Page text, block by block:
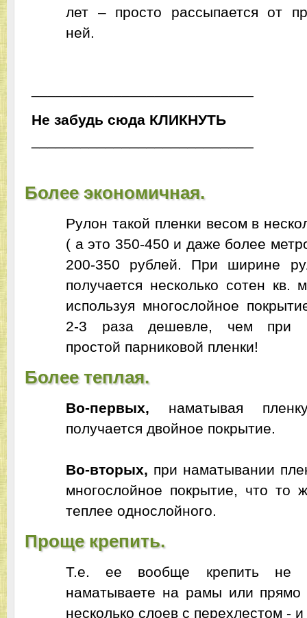
лет – просто рассыпается от
ней.
Не забудь сюда ЬТУНКИЛК
Более экономичная.
Рулон такой пленки весом в
( а это 350-450 и даже более
200-350 рублей. При ширине
получается несколько сотен кв.
используя многослойное
2-3 раза дешевле, чем при
простой парниковой пленки!
Более теплая.
Во-первых, наматывая
получается двойное покрытие.
Во-вторых, при наматывании
многослойное покрытие, что то
теплее однослойного.
Проще крепить.
Т.е. ее вообще крепить не
наматываете на рамы или прямо
несколько слоев с перехлестом - и